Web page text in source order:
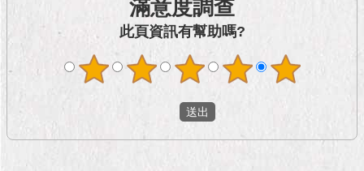
系
滿意度調查
此頁資訊有幫助嗎?